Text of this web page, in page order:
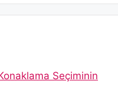
Seçiminin